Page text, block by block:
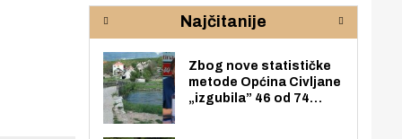
rijeke Krke
Najčitanije
Zbog nove statističke
metode Općina Civljane
„izgubila” 46 od 74